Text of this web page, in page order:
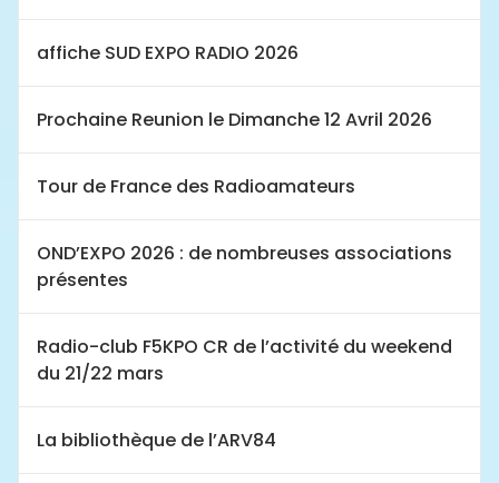
affiche SUD EXPO RADIO 2026
Prochaine Reunion le Dimanche 12 Avril 2026
Tour de France des Radioamateurs
OND’EXPO 2026 : de nombreuses associations
présentes
Radio-club F5KPO CR de l’activité du weekend
du 21/22 mars
La bibliothèque de l’ARV84